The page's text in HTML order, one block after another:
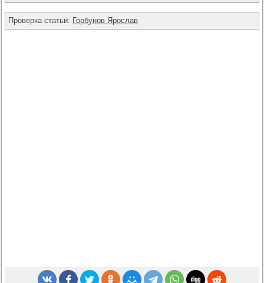
Проверка статьи: Горбунов Ярослав